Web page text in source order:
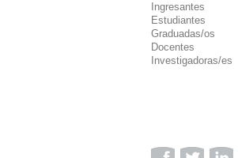
Ingresantes
Estudiantes
Graduadas/os
Docentes
Investigadoras/es